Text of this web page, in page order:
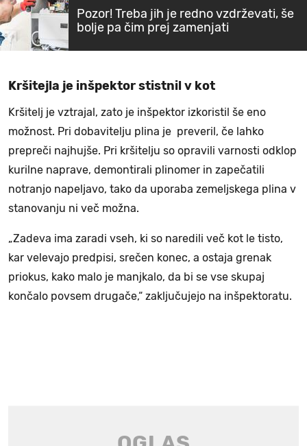
Pozor! Treba jih je redno vzdrževati, še
bolje pa čim prej zamenjati
Kršitejla je inšpektor stistnil v kot
Kršitelj je vztrajal, zato je inšpektor izkoristil še eno
možnost. Pri dobavitelju plina je preveril, če lahko
prepreči najhujše. Pri kršitelju so opravili varnosti odklop
kurilne naprave, demontirali plinomer in zapečatili
notranjo napeljavo, tako da uporaba zemeljskega plina v
stanovanju ni več možna.
„Zadeva ima zaradi vseh, ki so naredili več kot le tisto,
kar velevajo predpisi, srečen konec, a ostaja grenak
priokus, kako malo je manjkalo, da bi se vse skupaj
končalo povsem drugače,“ zaključujejo na inšpektoratu.